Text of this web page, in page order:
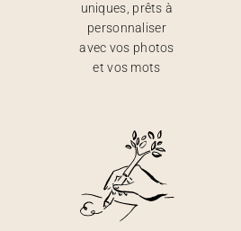
uniques, prêts à
personnaliser
avec vos photos
et vos mots